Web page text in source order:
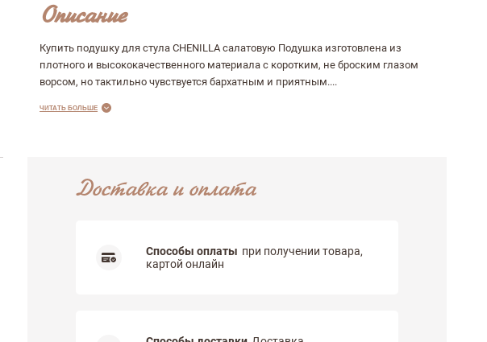
Описание
Купить подушку для стула CHENILLA салатовую Подушка изготовлена из
плотного и высококачественного материала с коротким, не броским глазом
ворсом, но тактильно чувствуется бархатным и приятным....
ЧИТАТЬ БОЛЬШЕ
Доставка и оплата
Способы оплаты при получении товара,
картой онлайн